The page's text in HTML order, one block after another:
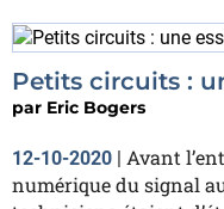
Petits circuits :
par Eric Bogers
12-10-2020 | Avant
numérique du signal